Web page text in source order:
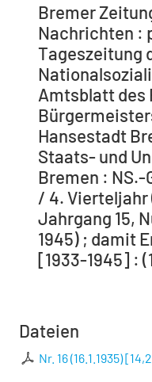
Bremer
Nachrichten :
Tageszeitung
Amtsblatt des
Hansestadt
Staats- und
Bremen : NS.-
/ 4. Vierteljahr
Jahrgang 15,
1945) ; damit
[1933-1945] :
Dateien
Nr. 16 (16.1.1935)[